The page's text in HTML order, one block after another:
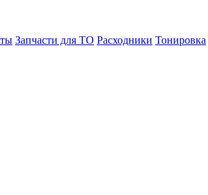
Запчасти для ТО Расходники Тонировка